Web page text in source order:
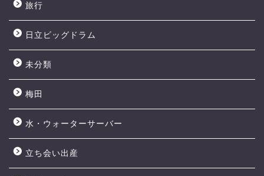
旅行
日立ビッグドラム
未分類
梅田
水・ウォーターサーバー
立ち会い出産